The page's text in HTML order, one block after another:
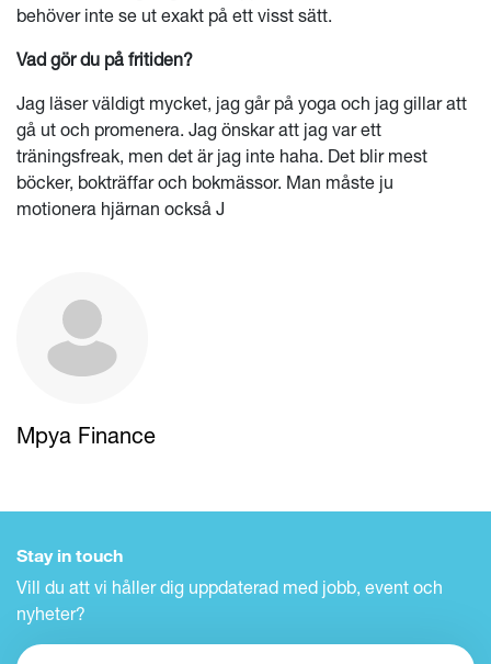
behöver inte se ut exakt på ett visst sätt.
Vad gör du på fritiden?
Jag läser väldigt mycket, jag går på yoga och jag gillar att
gå ut och promenera. Jag önskar att jag var ett
träningsfreak, men det är jag inte haha. Det blir mest
böcker, bokträffar och bokmässor. Man måste ju
motionera hjärnan också J
Mpya Finance
Stay in touch
Vill du att vi håller dig uppdaterad med jobb, event och
nyheter?